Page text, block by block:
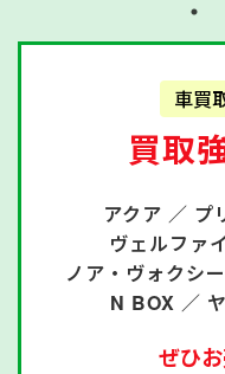
車買
買取
アクア ／ プ
ヴェルファ
ノア・ヴォクシ
N BOX ／
ぜひ